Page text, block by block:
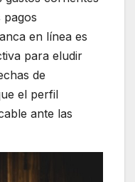
en línea es
para eludir
de
el perfil
ante las